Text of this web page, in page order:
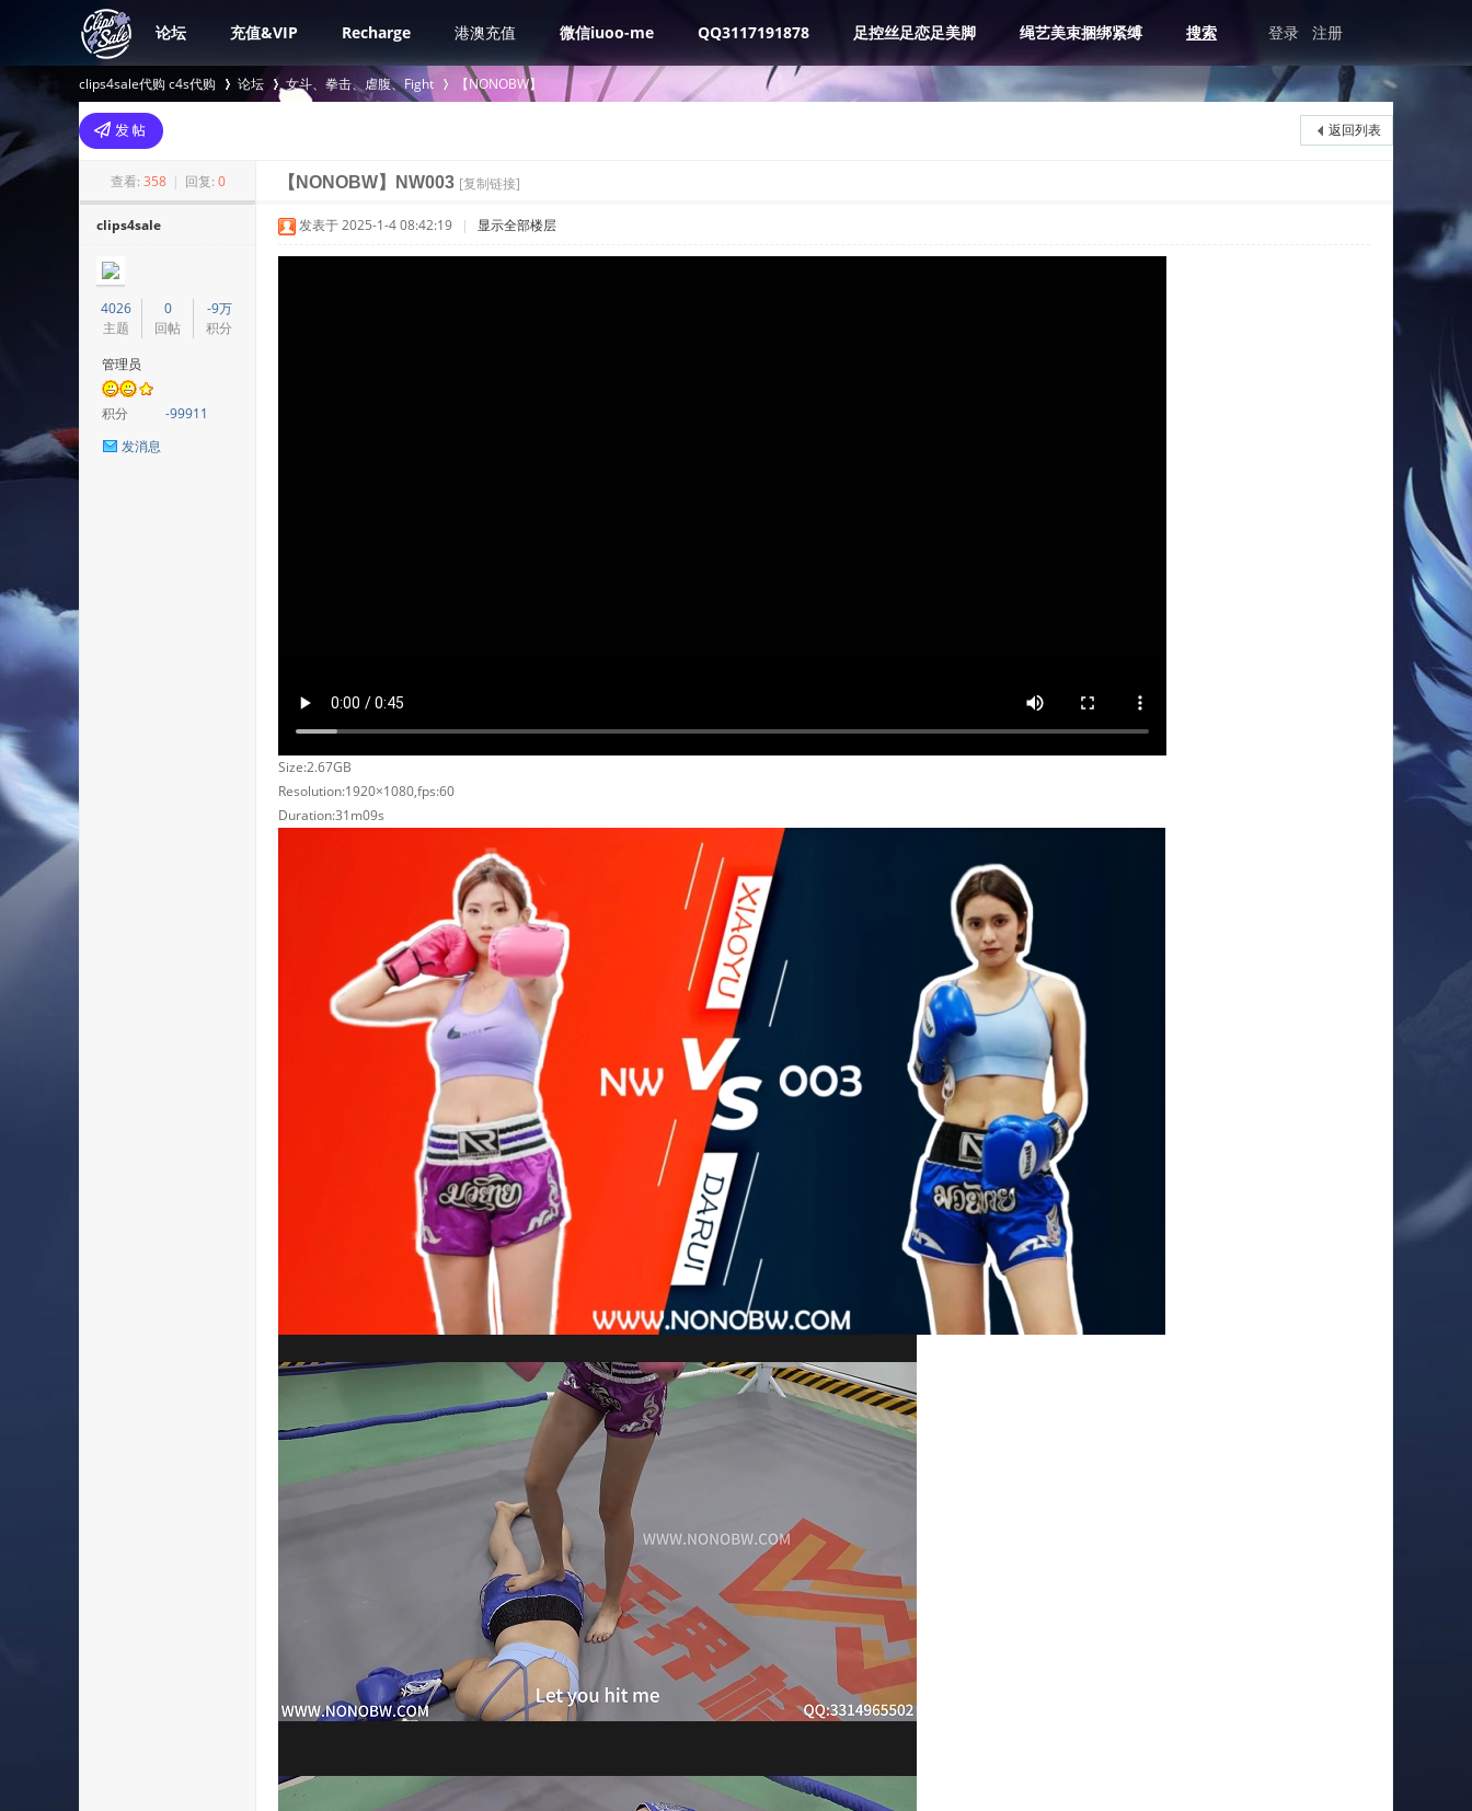
论坛 充值&VIP Recharge 港澳充值 微信iuoo-me QQ3117191878 足控丝足恋足美脚 绳艺美束捆绑紧缚 搜索 登录 注册
clips4sale代购 c4s代购
>
论坛 女斗、拳击、虐腹、Fight
›
【NONOBW】
返回列表
查看: 358 | 回复: 0 【NONOBW】NW003 [复制链接]
clips4sale
4026
主题
0
回帖
-9万
积分
管理员
积分
-99911
发消息
发表于 2025-1-4 08:42:19 | 显示全部楼层
Size:2.67GB
Resolution:1920×1080,fps:60
Duration:31m09s